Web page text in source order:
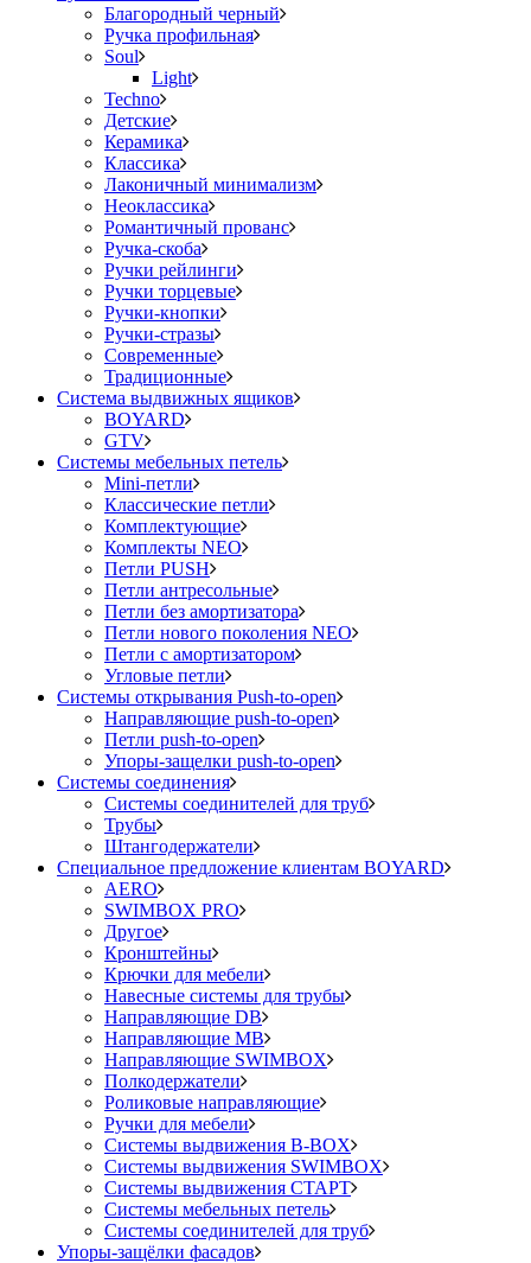
Благородный черный
Ручка профильная
Soul
Light
Techno
Детские
Керамика
Классика
Лаконичный минимализм
Неоклассика
Романтичный прованс
Ручка-скоба
Ручки рейлинги
Ручки торцевые
Ручки-кнопки
Ручки-стразы
Современные
Традиционные
Система выдвижных ящиков
BOYARD
GTV
Системы мебельных петель
Mini-петли
Классические петли
Комплектующие
Комплекты NEO
Петли PUSH
Петли антресольные
Петли без амортизатора
Петли нового поколения NEO
Петли с амортизатором
Угловые петли
Системы открывания Push-to-open
Направляющие push-to-open
Петли push-to-open
Упоры-защелки push-to-open
Системы соединения
Системы соединителей для труб
Трубы
Штангодержатели
Специальное предложение клиентам BOYARD
AERO
SWIMBOX PRO
Другое
Кронштейны
Крючки для мебели
Навесные системы для трубы
Направляющие DB
Направляющие MB
Направляющие SWIMBOX
Полкодержатели
Роликовые направляющие
Ручки для мебели
Системы выдвижения B-BOX
Системы выдвижения SWIMBOX
Системы выдвижения СТАРТ
Системы мебельных петель
Системы соединителей для труб
Упоры-защёлки фасадов